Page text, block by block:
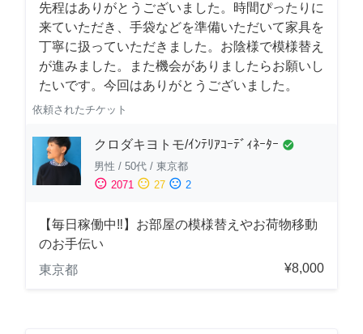
先程はありがとうございました。時間ぴったりに
来ていただき、手袋などを準備いただいて家具を
丁寧に扱っていただきました。お陰様で模様替え
が進みました。また機会がありましたらお願いし
たいです。今回はありがとうございました。
依頼されたチケット
クロダキヨトモ/ｲﾝﾃﾘｱｺｰﾃﾞｨﾈｰﾀｰ check_circle
男性 / 50代 / 東京都
sentiment_satisfied 2071 sentiment_neutral 27 sentiment_dissatisfied 2
【毎日稼働中‼︎】お部屋の模様替えやお荷物移動
のお手伝い
東京都
¥8,000